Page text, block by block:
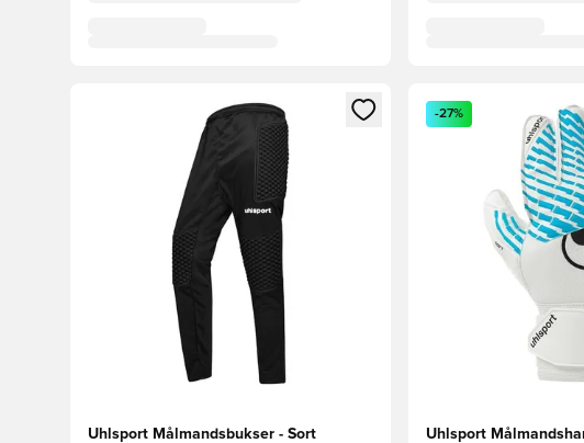
Åbner en Modal til at logge ind eller tilmelde dig som medlem
Uhlsport Målmandsbukser - Sort
Åbner en Modal til
-27%
Uhlsport